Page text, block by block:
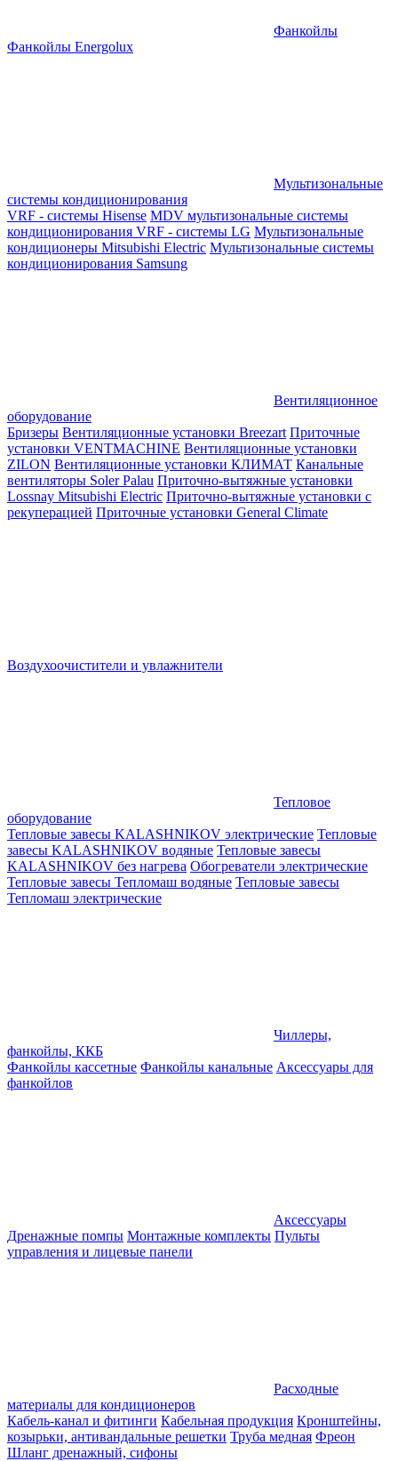
Фанкойлы
Фанкойлы Energolux
Мультизональные
системы кондиционирования
VRF - системы Hisense MDV мультизональные системы
кондиционирования VRF - системы LG Мультизональные
кондиционеры Mitsubishi Electric Мультизональные системы
кондиционирования Samsung
Вентиляционное
оборудование
Бризеры Вентиляционные установки Breezart Приточные
установки VENTMACHINE Вентиляционные установки
ZILON Вентиляционные установки КЛИМАТ Канальные
вентиляторы Soler Palau Приточно-вытяжные установки
Lossnay Mitsubishi Electric Приточно-вытяжные установки с
рекуперацией Приточные установки General Climate
Воздухоочистители и увлажнители
Тепловое
оборудование
Тепловые завесы KALASHNIKOV электрические Тепловые
завесы KALASHNIKOV водяные Тепловые завесы
KALASHNIKOV без нагрева Обогреватели электрические
Тепловые завесы Тепломаш водяные Тепловые завесы
Тепломаш электрические
Чиллеры,
фанкойлы, ККБ
Фанкойлы кассетные Фанкойлы канальные Аксессуары для
фанкойлов
Аксессуары
Дренажные помпы Монтажные комплекты Пульты
управления и лицевые панели
Расходные
материалы для кондиционеров
Кабель-канал и фитинги Кабельная продукция Кронштейны,
козырьки, антивандальные решетки Труба медная Фреон
Шланг дренажный, сифоны